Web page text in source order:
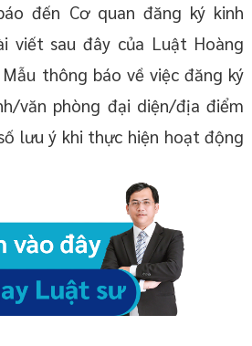
đến Cơ quan đăng ký kinh
viết sau đây của Luật Hoàng
thông báo về việc đăng ký
văn phòng đại diện/địa điểm
lưu ý khi thực hiện hoạt động